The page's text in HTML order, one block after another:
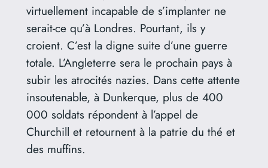
virtuellement incapable de s’implanter ne
serait-ce qu’à Londres. Pourtant, ils y
croient. C’est la digne suite d’une guerre
totale. L’Angleterre sera le prochain pays à
subir les atrocités nazies. Dans cette attente
insoutenable, à Dunkerque, plus de 400
000 soldats répondent à l’appel de
Churchill et retournent à la patrie du thé et
des muffins.